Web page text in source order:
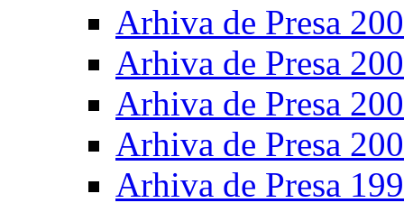
Arhiva de Presa
Arhiva de Presa
Arhiva de Presa
Arhiva de Presa
Arhiva de Presa